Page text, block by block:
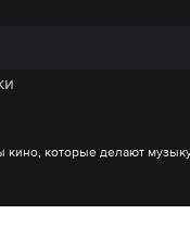
кино, которые делают